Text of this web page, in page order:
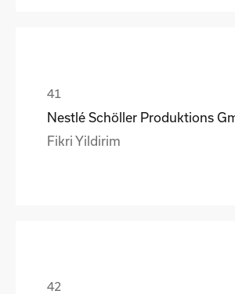
Nestlé Schöller Produktions
Fikri Yildirim